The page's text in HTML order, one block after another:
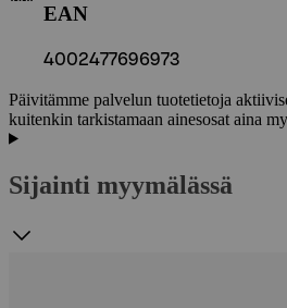
EAN
4002477696973
Päivitämme palvelun tuotetietoja
kuitenkin tarkistamaan ainesosat aina
Sijainti myymälässä